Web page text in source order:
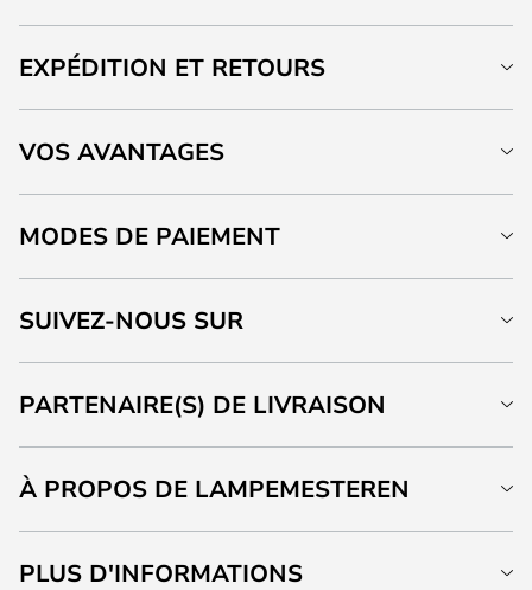
EXPÉDITION ET RETOURS
VOS AVANTAGES
MODES DE PAIEMENT
SUIVEZ-NOUS SUR
PARTENAIRE(S) DE LIVRAISON
À PROPOS DE LAMPEMESTEREN
PLUS D'INFORMATIONS